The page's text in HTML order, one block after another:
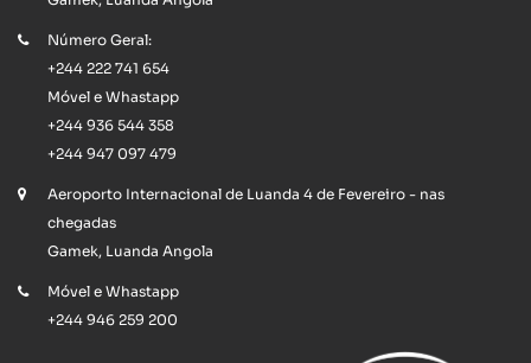
Número Geral:
+244 222 741 654
Móvel e Whastapp
+244 936 544 358
+244 947 097 479
Aeroporto Internacional de Luanda 4 de Fevereiro - nas
chegadas
Gamek, Luanda Angola
Móvel e Whastapp
+244 946 259 200